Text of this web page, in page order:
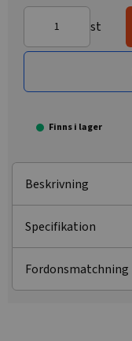
st
Finns i lager
Beskrivning
Specifikation
Fordonsmatchning